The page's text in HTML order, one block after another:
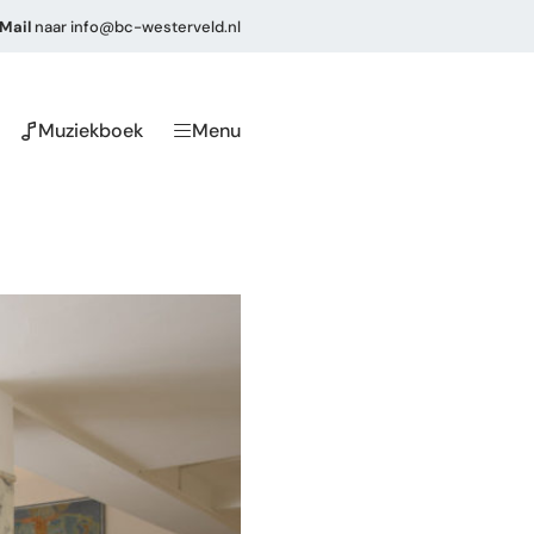
Mail naarinfo@bc-westerveld.nl
Muziekboek Menu